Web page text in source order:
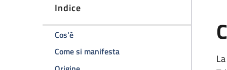
Indice
Cos'èdella pagina Sindrome di Lynch (Hnpcc)
Come si manifestadella pagina Sindrome di